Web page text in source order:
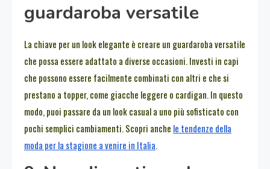
guardaroba versatile
La chiave per un look elegante è creare un guardaroba versatile
che possa essere adattato a diverse occasioni. Investi in capi
che possono essere facilmente combinati con altri e che si
prestano a topper, come giacche leggere o cardigan. In questo
modo, puoi passare da un look casual a uno più sofisticato con
pochi semplici cambiamenti. Scopri anche le tendenze della
moda per la stagione a venire in Italia.